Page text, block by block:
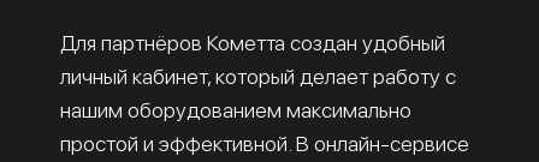
Для партнёров Кометта создан удобный
личный кабинет, который делает работу с
нашим оборудованием максимально
простой и эффективной. В онлайн-сервисе